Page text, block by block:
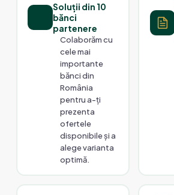
Soluții din 10
bănci
partenere
Colaborăm cu
cele mai
importante
bănci din
România
pentru a-ți
prezenta
ofertele
disponibile și a
alege varianta
optimă.